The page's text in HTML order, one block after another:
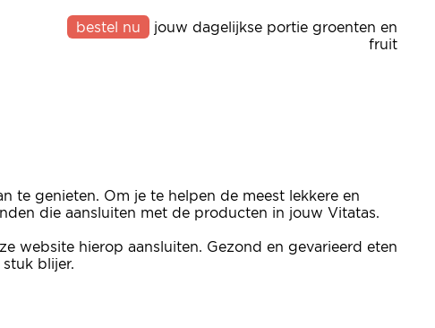
bestel nu
jouw dagelijkse portie groenten en
fruit
te genieten. Om je te helpen de meest lekkere en
die aansluiten met de producten in jouw Vitatas.
website hierop aansluiten. Gezond en gevarieerd eten
blijer.